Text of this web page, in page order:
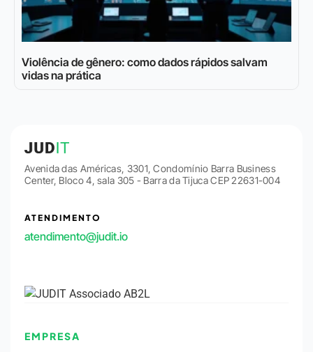
Violência de gênero: como dados rápidos salvam
vidas na prática
Avenida das Américas, 3301, Condomínio Barra Business
Center, Bloco 4, sala 305 - Barra da Tijuca CEP 22631-004
ATENDIMENTO
atendimento@judit.io
EMPRESA